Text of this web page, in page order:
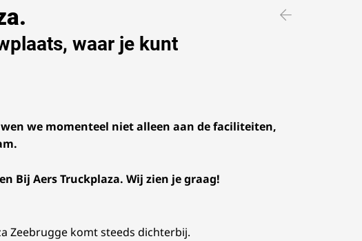
waar je kunt
we momenteel niet alleen aan de faciliteiten,
Bij Aers Truckplaza. Wij zien je graag!
Zeebrugge komt steeds dichterbij.